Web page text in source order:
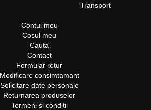
Transport
Contul meu
Cosul meu
Cauta
Contact
Formular retur
Modificare consimtamant
Solicitare date personale
Returnarea produselor
Termeni si conditii